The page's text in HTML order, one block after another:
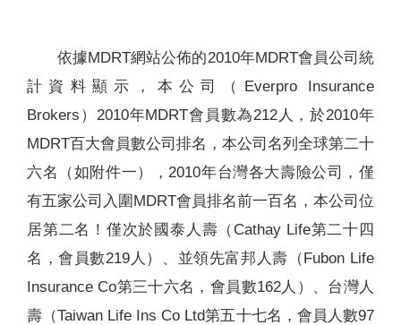
依據MDRT網站公佈的2010年MDRT會員公司統
計資料顯示，本公司（Everpro Insurance
Brokers）2010年MDRT會員數為212人，於2010年
MDRT百大會員數公司排名，本公司名列全球第二十
六名（如附件一），2010年台灣各大壽險公司，僅
有五家公司入圍MDRT會員排名前一百名，本公司位
居第二名！僅次於國泰人壽（Cathay Life第二十四
名，會員數219人）、並領先富邦人壽（Fubon Life
Insurance Co第三十六名，會員數162人）、台灣人
壽（Taiwan Life Ins Co Ltd第五十七名，會員人數97